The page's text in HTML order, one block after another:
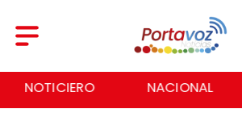
NOTICIERO NACIONAL